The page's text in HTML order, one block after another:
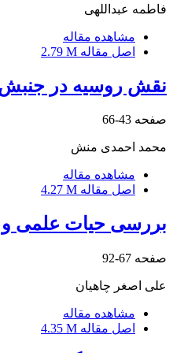
فاطمه عبداللهی
مشاهده مقاله
اصل مقاله 2.79 M
نقش روسیه در جنبش
صفحه 43-66
محمد احمدی منش
مشاهده مقاله
اصل مقاله 4.27 M
بررسی حیات علمی و
صفحه 67-92
علی اصغر چاهیان
مشاهده مقاله
اصل مقاله 4.35 M